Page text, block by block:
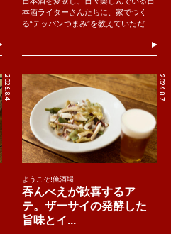
本酒ライターさんたちに、家でつく
る“テッパンつまみ”を教えていただ...
2026.8.4 2026.8.7
ようこそ!俺酒場
吞んべえが歓喜するア
テ。ザーサイの発酵した
旨味とイ...